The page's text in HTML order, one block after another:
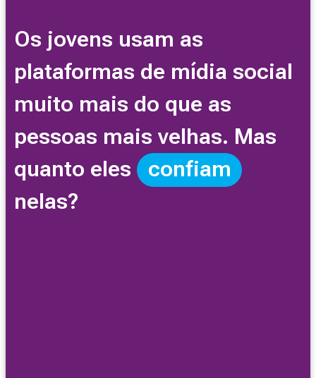
Os jovens usam as
plataformas de mídia social
muito mais do que as
pessoas mais velhas. Mas
quanto eles confiam
nelas?